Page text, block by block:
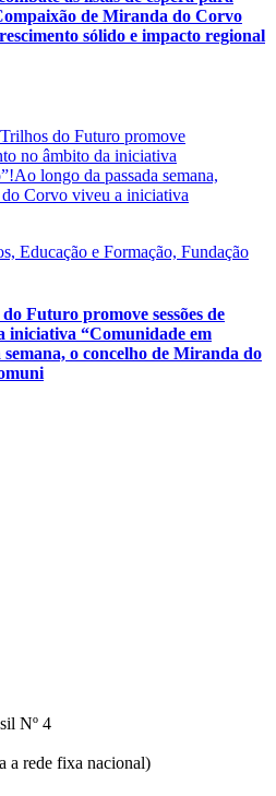
de Miranda do Corvo
sólido e impacto regional
Educação e Formação, Fundação
Futuro promove sessões de
iniciativa “Comunidade em
o concelho de Miranda do
Nº 4
a rede fixa nacional)